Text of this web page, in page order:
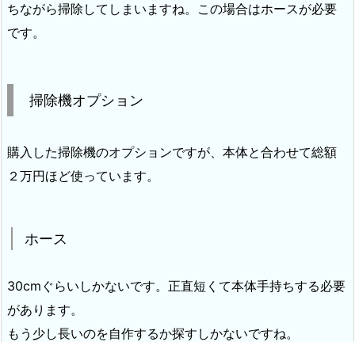
ちながら掃除してしまいますね。この場合はホースが必要
です。
掃除機オプション
購入した掃除機のオプションですが、本体と合わせて総額
２万円ほど使っています。
ホース
30cmぐらいしかないです。正直短くて本体手持ちする必要
があります。
もう少し長いのを自作するか探すしかないですね。